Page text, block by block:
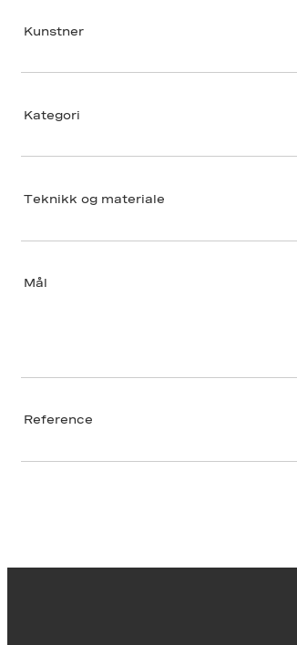
Kunstner
Kategori
Teknikk og materiale
Mål
Reference